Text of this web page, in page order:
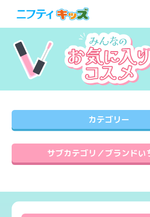
カテゴリー
サブカテゴリ／ブランドい